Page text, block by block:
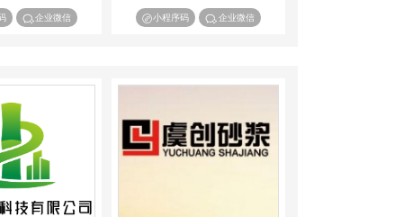
企业微信 小程序码 企业微信